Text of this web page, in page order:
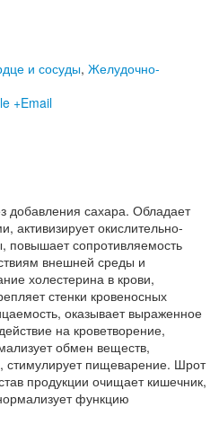
и сосуды, Желудочно-
+Email
добавления сахара. Обладает
активизирует окислительно-
повышает сопротивляемость
внешней среды и
холестерина в крови,
стенки кровеносных
оказывает выраженное
на кроветворение,
обмен веществ,
стимулирует пищеварение. Шрот
продукции очищает кишечник,
функцию